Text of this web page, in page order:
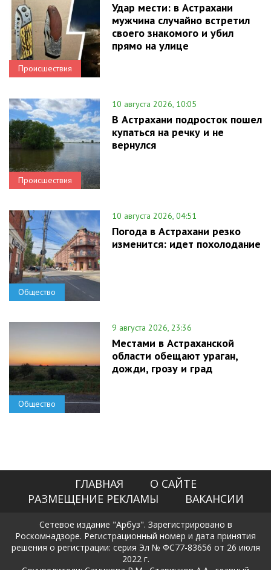
Происшествия
Удар мести: в Астрахани
мужчина случайно встретил
своего знакомого и убил
прямо на улице
Происшествия
10 августа 2026, 10:05
В Астрахани подросток пошел
купаться на речку и не
вернулся
Общество
10 августа 2026, 04:51
Погода в Астрахани резко
изменится: идет похолодание
Общество
9 августа 2026, 23:36
Местами в Астраханской
области обещают ураган,
дожди, грозу и град
ГЛАВНАЯ
О САЙТЕ
РАЗМЕЩЕНИЕ РЕКЛАМЫ
ВАКАНСИИ
Сетевое издание "Арбуз". Зарегистрировано в
Роскомнадзоре. Регистрационный номер и дата принятия
решения о регистрации: серия Эл № ФС77-83656 от 26 июля
2022 г.